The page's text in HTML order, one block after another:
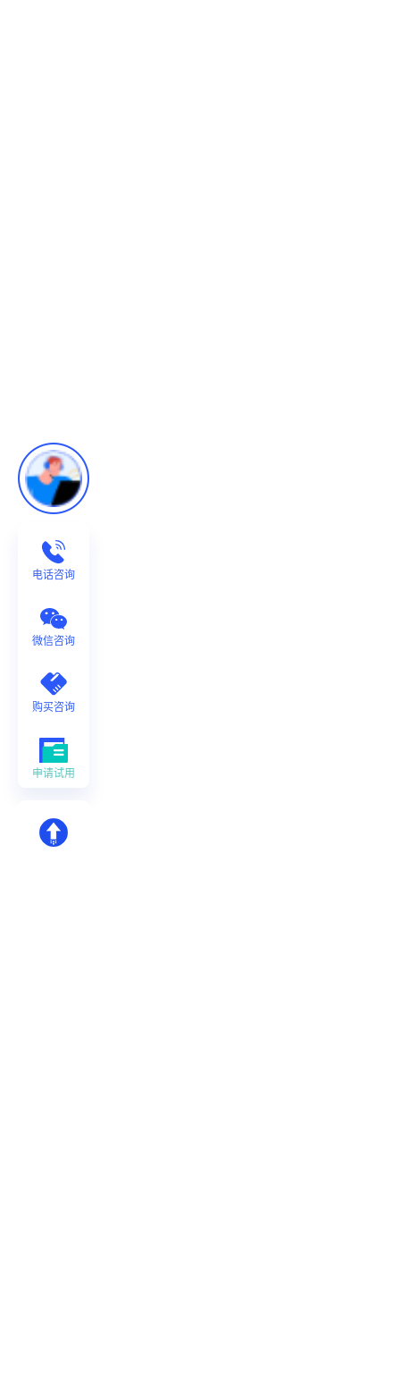
电话咨询
微信咨询
购买咨询
申请试用